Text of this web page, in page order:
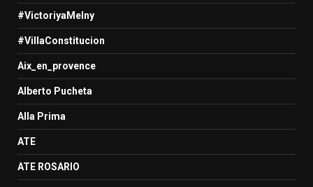
#VictoriyaMelny
#VillaConstitucion
Aix_en_provence
Alberto Pucheta
Alla Prima
ATE
ATE ROSARIO